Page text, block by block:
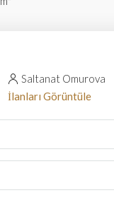
Saltanat Omurova
İlanları Görüntüle